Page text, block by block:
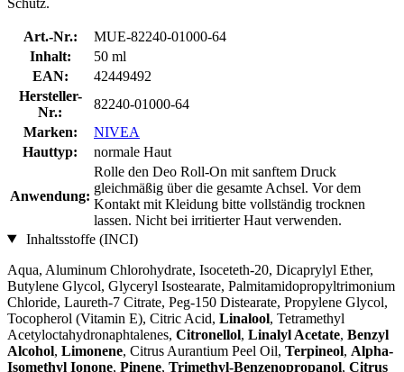
Art.-Nr.:
MUE-82240-01000-64
Inhalt:
50 ml
EAN:
42449492
Hersteller-
Nr.:
82240-01000-64
Marken:
NIVEA
Hauttyp:
normale Haut
Anwendung:
Rolle den Deo Roll-On mit sanftem Druck
gleichmäßig über die gesamte Achsel. Vor dem
Kontakt mit Kleidung bitte vollständig trocknen
lassen. Nicht bei irritierter Haut verwenden.
Inhaltsstoffe (INCI)
Aqua, Aluminum Chlorohydrate, Isoceteth-20, Dicaprylyl Ether,
Butylene Glycol, Glyceryl Isostearate, Palmitamidopropyltrimonium
Chloride, Laureth-7 Citrate, Peg-150 Distearate, Propylene Glycol,
Tocopherol (Vitamin E), Citric Acid, Linalool, Tetramethyl
Acetyloctahydronaphtalenes, Citronellol, Linalyl Acetate, Benzyl
Alcohol, Limonene, Citrus Aurantium Peel Oil, Terpineol, Alpha-
Isomethyl Ionone, Pinene, Trimethyl-Benzenopropanol, Citrus